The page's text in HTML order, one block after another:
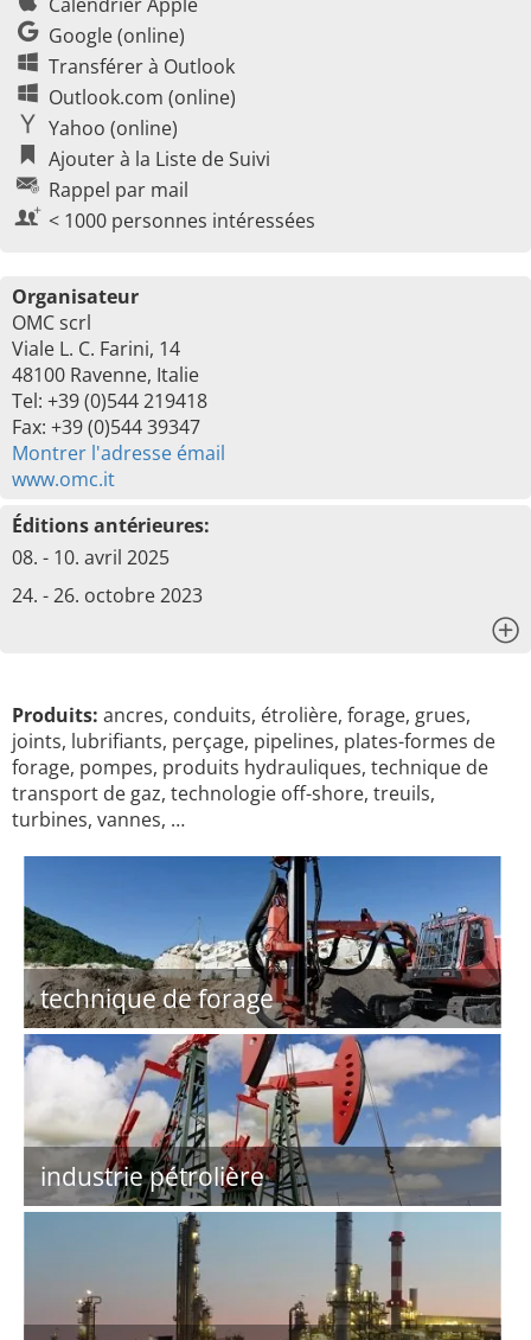
Google (online)
Transférer à Outlook
Outlook.com (online)
Yahoo (online)
Ajouter à la Liste de Suivi
Rappel par mail
< 1000 personnes intéressées
Organisateur
OMC scrl
Viale L. C. Farini, 14
48100 Ravenne, Italie
Tel: +39 (0)544 219418
Fax: +39 (0)544 39347
Montrer l'adresse émail
www.omc.it
Éditions antérieures:
08. - 10. avril 2025
24. - 26. octobre 2023
Produits: ancres, conduits, étrolière, forage, grues,
joints, lubrifiants, perçage, pipelines, plates-formes de
forage, pompes, produits hydrauliques, technique de
transport de gaz, technologie off-shore, treuils,
turbines, vannes, …
technique de forage
industrie pétrolière